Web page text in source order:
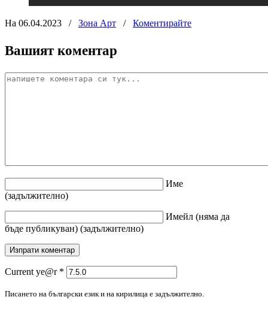
На 06.04.2023 / Зона Арт / Коментирайте
Вашият коментар
Име
(задължително)
Имейл (няма да
бъде публикуван) (задължително)
Current ye@r *
Писането на български език и на кирилица е задължително.